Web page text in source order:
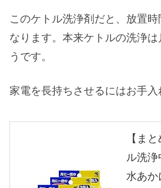
このケトル洗浄剤だと、放置
なります。本来ケトルの洗浄
うです。
家電を長持ちさせるにはお手入
【ま
ル洗浄
水あか